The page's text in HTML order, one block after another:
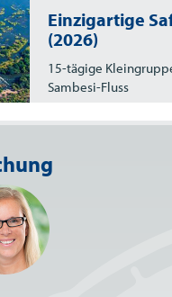
Einzigartige
(2026)
15-tägige
Sambesi-Fluss